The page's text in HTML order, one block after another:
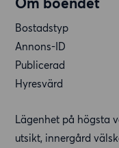
Bostadstyp
Annons-ID
Publicerad
Hyresvärd
Lägenhet på högsta
utsikt, innergård